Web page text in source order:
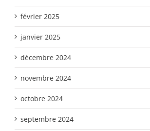
février 2025
janvier 2025
décembre 2024
novembre 2024
octobre 2024
septembre 2024